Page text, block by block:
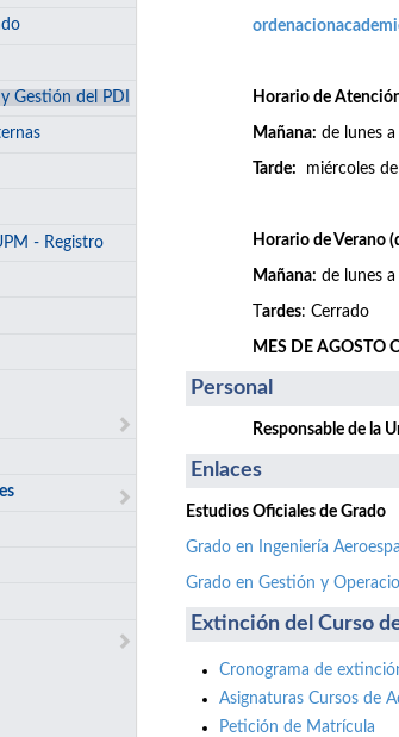
Gestión del PDI
- Registro
Horario de
Mañana: de lunes
Tarde: miércoles
Horario de Verano
Mañana: de lunes
ardes: Cerrado
MES DE AGOSTO
Personal
Responsable de la
Enlaces
Estudios Oficiales de Grado
Grado en Ingeniería
Grado en Gestión y
Extinción del Curso
Cronograma de
Asignaturas Cursos de
Petición de Matrícula